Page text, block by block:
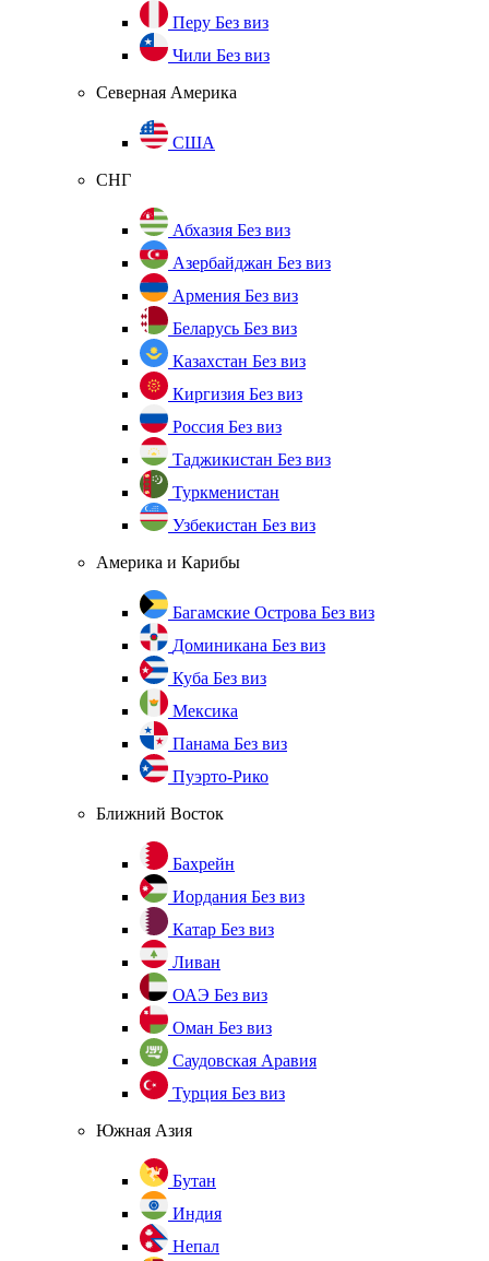
Перу Без виз
Чили Без виз
Северная Америка
США
СНГ
Абхазия Без виз
Азербайджан Без виз
Армения Без виз
Беларусь Без виз
Казахстан Без виз
Киргизия Без виз
Россия Без виз
Таджикистан Без виз
Туркменистан
Узбекистан Без виз
Америка и Карибы
Багамские Острова Без виз
Доминикана Без виз
Куба Без виз
Мексика
Панама Без виз
Пуэрто-Рико
Ближний Восток
Бахрейн
Иордания Без виз
Катар Без виз
Ливан
ОАЭ Без виз
Оман Без виз
Саудовская Аравия
Турция Без виз
Южная Азия
Бутан
Индия
Непал